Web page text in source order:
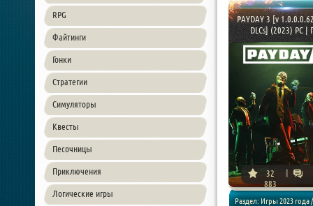
RPG
Файтинги
Гонки
Стратегии
Симуляторы
Квесты
Песочницы
Приключения
Логические игры
PAYDAY 3 [v
DLCs] (2023) PC |
32
883
Раздел: Игры 2023 года /